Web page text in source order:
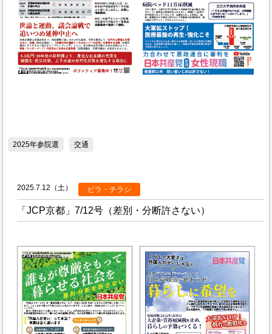
2025年参院選 交通
2025.7.12（土） ビラ・チラシ
「JCP京都」7/12号（差別・分断許さない）